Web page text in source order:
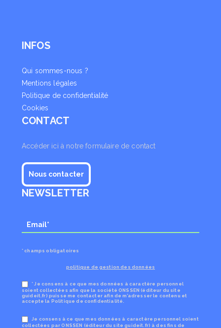
INFOS
Qui sommes-nous ?
Mentions légales
Politique de confidentialité
Cookies
CONTACT
Accéder ici à notre formulaire de contact
Nous contacter
NEWSLETTER
* champs obligatoires
politique de gestion des données
* Je consens à ce que mes données à caractère personnel
soient collectées afin que la société ONSSEN (éditeur du site
guideit.fr) puisse me contacter afin de m’adresser le contenu et
accepte la Politique de confidentialité.
Je consens à ce que mes données à caractère personnel soient
collectées par ONSSEN (éditeur du site guideit.fr) à des fins de